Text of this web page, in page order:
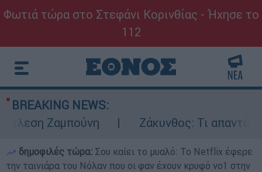
Φωτιά τώρα στο Στεφάνι Κορινθίας - Ήχησε το
112
BREAKING NEWS:
Ζαμπούνη
Ζάκυνθος: Τι απαντά η
δημοφιλές τώρα: Σου καίει το μυαλό: Το Netflix έφερε
την ταινιάρα του Νόλαν που οι φαν έχουν κρυφό νο1 στην